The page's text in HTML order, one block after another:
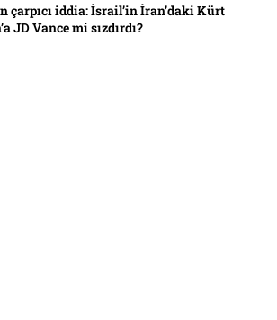
çarpıcı iddia: İsrail’in İran’daki Kürt
JD Vance mi sızdırdı?